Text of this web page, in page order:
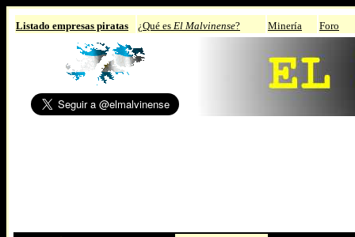
Listado empresas piratas ¿Qué es El Malvinense? Minería Foro